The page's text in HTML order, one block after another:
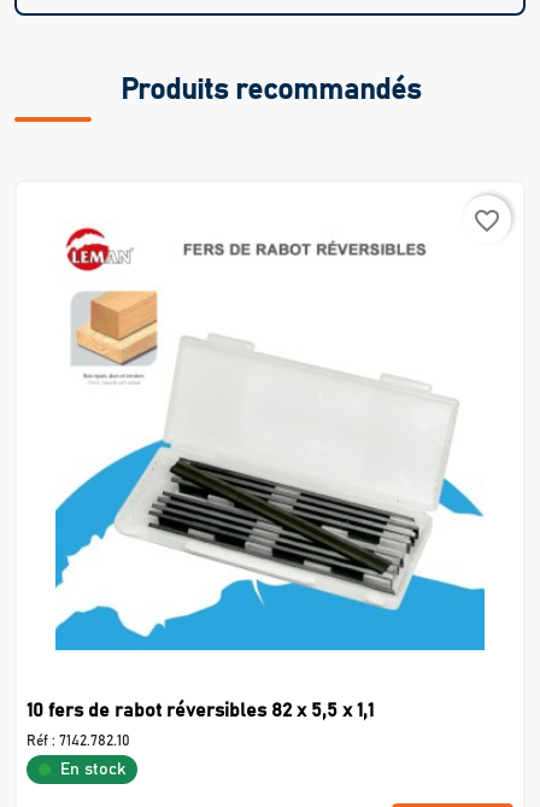
Produits recommandés
favorite_border
10 fers de rabot réversibles 82 x 5,5 x 1,1
Réf : 7142.782.10
En stock